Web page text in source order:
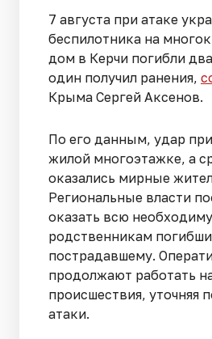
7 августа при атаке
беспилотника на
дом в Керчи погибли
один получил ранения,
Крыма Сергей Аксенов.
По его данным, удар
жилой многоэтажке, а
оказались мирные
Региональные власти
оказать всю
родственникам
пострадавшему.
продолжают работать
происшествия, уточняя
атаки.